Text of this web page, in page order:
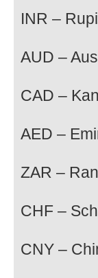
INR –
AUD –
CAD –
AED –
ZAR –
CHF –
CNY –